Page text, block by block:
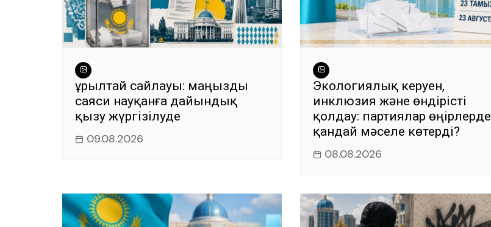
Құрылтай сайлауы: маңызды
саяси науқанға дайындық
қызу жүргізілуде
09.08.2026
Экологиялық керуен,
инклюзия және өндірісті
қолдау: партиялар өңірлерде
қандай мәселе көтерді?
08.08.2026